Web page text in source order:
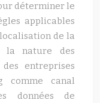
déterminer le
applicables
de la
la nature des
entreprises
comme canal
données de